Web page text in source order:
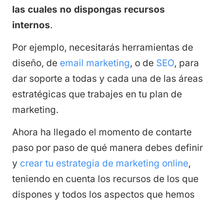
las cuales no dispongas recursos
internos.
Por ejemplo, necesitarás herramientas de
diseño, de email marketing, o de SEO, para
dar soporte a todas y cada una de las áreas
estratégicas que trabajes en tu plan de
marketing.
Ahora ha llegado el momento de contarte
paso por paso de qué manera debes definir
y crear tu estrategia de marketing online,
teniendo en cuenta los recursos de los que
dispones y todos los aspectos que hemos